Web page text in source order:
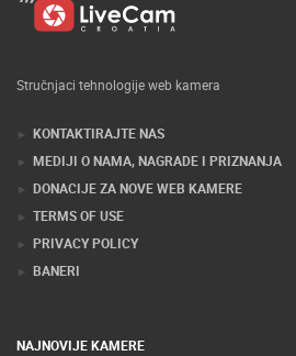
Stručnjaci tehnologije web kamera
KONTAKTIRAJTE NAS
MEDIJI O NAMA, NAGRADE I PRIZNANJA
DONACIJE ZA NOVE WEB KAMERE
TERMS OF USE
PRIVACY POLICY
BANERI
NAJNOVIJE KAMERE